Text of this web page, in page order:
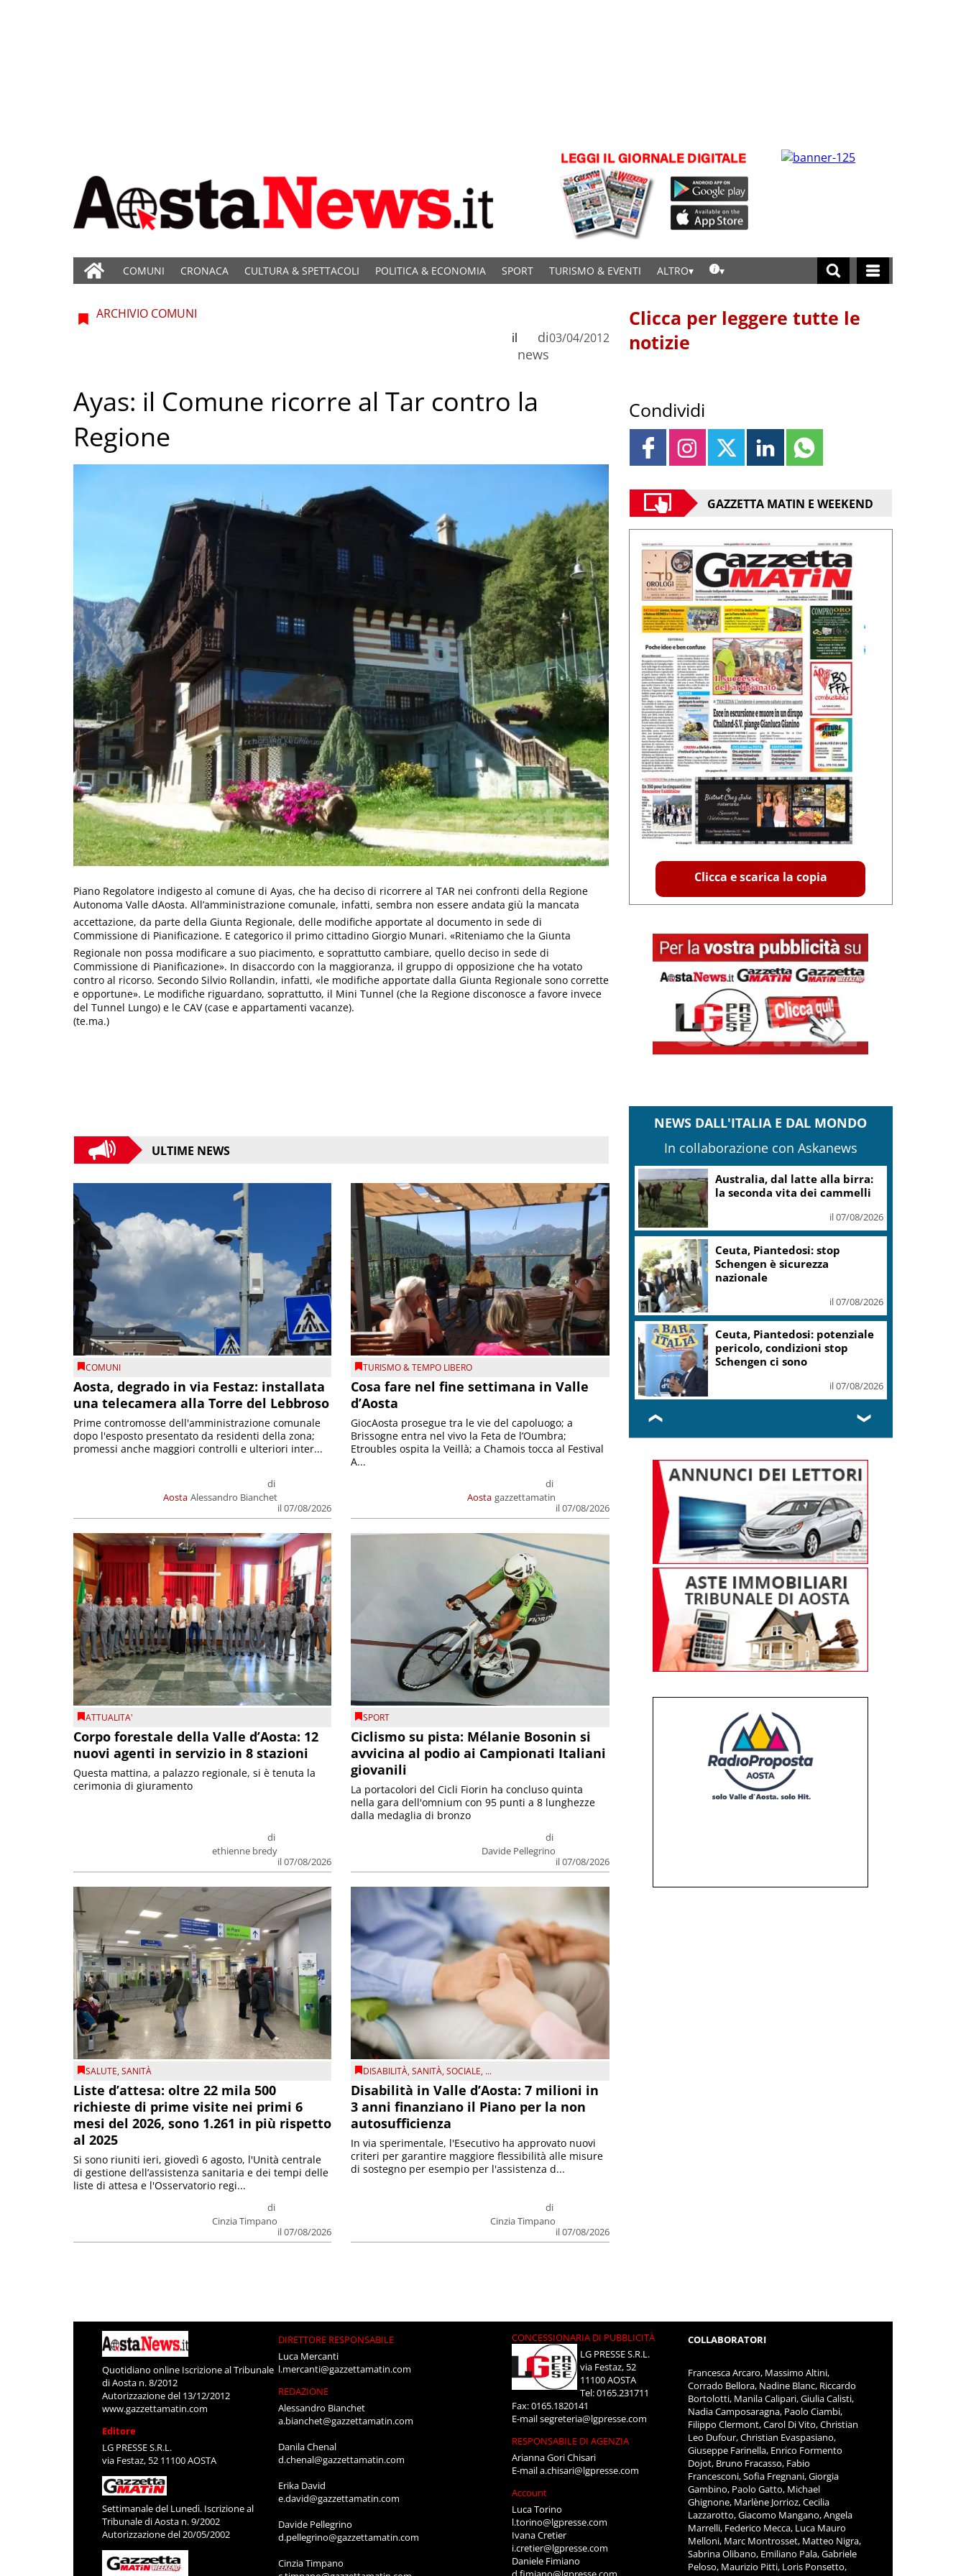
COMUNI CRONACA CULTURA & SPETTACOLI POLITICA & ECONOMIA SPORT TURISMO & EVENTI ALTRO
ARCHIVIO COMUNI
di
news
il 03/04/2012
Ayas: il Comune ricorre al Tar contro la
Regione
Piano Regolatore indigesto al comune di Ayas, che ha deciso di ricorrere al TAR nei confronti della Regione
Autonoma Valle dAosta. All’amministrazione comunale, infatti, sembra non essere andata giù la mancata
accettazione, da parte della Giunta Regionale, delle modifiche apportate al documento in sede di
Commissione di Pianificazione. E categorico il primo cittadino Giorgio Munari. «Riteniamo che la Giunta
Regionale non possa modificare a suo piacimento, e soprattutto cambiare, quello deciso in sede di
Commissione di Pianificazione». In disaccordo con la maggioranza, il gruppo di opposizione che ha votato
contro al ricorso. Secondo Silvio Rollandin, infatti, «le modifiche apportate dalla Giunta Regionale sono corrette
e opportune». Le modifiche riguardano, soprattutto, il Mini Tunnel (che la Regione disconosce a favore invece
del Tunnel Lungo) e le CAV (case e appartamenti vacanze).
(te.ma.)
ULTIME NEWS
COMUNI
Aosta, degrado in via Festaz: installata
una telecamera alla Torre del Lebbroso
Aosta
di
Alessandro Bianchet
il 07/08/2026
Prime contromosse dell'amministrazione comunale
dopo l'esposto presentato da residenti della zona;
promessi anche maggiori controlli e ulteriori inter...
TURISMO & TEMPO LIBERO
Cosa fare nel fine settimana in Valle
d’Aosta
Aosta
di
gazzettamatin
il 07/08/2026
GiocAosta prosegue tra le vie del capoluogo; a
Brissogne entra nel vivo la Feta de l’Oumbra;
Etroubles ospita la Veillà; a Chamois tocca al Festival
A...
ATTUALITA'
Corpo forestale della Valle d’Aosta: 12
nuovi agenti in servizio in 8 stazioni
di
ethienne bredy
il 07/08/2026
Questa mattina, a palazzo regionale, si è tenuta la
cerimonia di giuramento
SPORT
Ciclismo su pista: Mélanie Bosonin si
avvicina al podio ai Campionati Italiani
giovanili
di
Davide Pellegrino
il 07/08/2026
La portacolori del Cicli Fiorin ha concluso quinta
nella gara dell'omnium con 95 punti a 8 lunghezze
dalla medaglia di bronzo
SALUTE,SANITÀ
Liste d’attesa: oltre 22 mila 500
richieste di prime visite nei primi 6
mesi del 2026, sono 1.261 in più rispetto
al 2025
di
Cinzia Timpano
il 07/08/2026
Si sono riuniti ieri, giovedì 6 agosto, l'Unità centrale
di gestione dell’assistenza sanitaria e dei tempi delle
liste di attesa e l'Osservatorio regi...
DISABILITÀ,SANITÀ,SOCIALE, ...
Disabilità in Valle d’Aosta: 7 milioni in
3 anni finanziano il Piano per la non
autosufficienza
di
Cinzia Timpano
il 07/08/2026
In via sperimentale, l'Esecutivo ha approvato nuovi
criteri per garantire maggiore flessibilità alle misure
di sostegno per esempio per l'assistenza d...
Clicca per leggere tutte le
notizie
Condividi
GAZZETTA MATIN E WEEKEND
Clicca e scarica la copia
NEWS DALL'ITALIA E DAL MONDO
In collaborazione con Askanews
Australia, dal latte alla birra:
la seconda vita dei cammelli
il 07/08/2026
Ceuta, Piantedosi: stop
Schengen è sicurezza
nazionale
il 07/08/2026
Ceuta, Piantedosi: potenziale
pericolo, condizioni stop
Schengen ci sono
il 07/08/2026
❮ ❯
Quotidiano online Iscrizione al Tribunale
di Aosta n. 8/2012
Autorizzazione del 13/12/2012
www.gazzettamatin.com
Editore
LG PRESSE S.R.L.
via Festaz, 52 11100 AOSTA
Settimanale del Lunedì. Iscrizione al
Tribunale di Aosta n. 9/2002
Autorizzazione del 20/05/2002
DIRETTORE RESPONSABILE
Luca Mercanti
l.mercanti@gazzettamatin.com
REDAZIONE
Alessandro Bianchet
a.bianchet@gazzettamatin.com
Danila Chenal
d.chenal@gazzettamatin.com
Erika David
e.david@gazzettamatin.com
Davide Pellegrino
d.pellegrino@gazzettamatin.com
Cinzia Timpano
CONCESSIONARIA DI PUBBLICITÀ
LG PRESSE S.R.L.
via Festaz, 52
11100 AOSTA
Tel: 0165.231711
Fax: 0165.1820141
E-mailsegreteria@lgpresse.com
RESPONSABILE DI AGENZIA
Arianna Gori Chisari
E-maila.chisari@lgpresse.com
Account
Luca Torino
l.torino@lgpresse.com
Ivana Cretier
i.cretier@lgpresse.com
Daniele Fimiano
COLLABORATORI
Francesca Arcaro, Massimo Altini,
Corrado Bellora, Nadine Blanc, Riccardo
Bortolotti, Manila Calipari, Giulia Calisti,
Nadia Camposaragna, Paolo Ciambi,
Filippo Clermont, Carol Di Vito, Christian
Leo Dufour, Christian Evaspasiano,
Giuseppe Farinella, Enrico Formento
Dojot, Bruno Fracasso, Fabio
Francesconi, Sofia Fregnani, Giorgia
Gambino, Paolo Gatto, Michael
Ghignone, Marlène Jorrioz, Cecilia
Lazzarotto, Giacomo Mangano, Angela
Marrelli, Federico Mecca, Luca Mauro
Melloni, Marc Montrosset, Matteo Nigra,
Sabrina Olibano, Emiliano Pala, Gabriele
Peloso, Maurizio Pitti, Loris Ponsetto,